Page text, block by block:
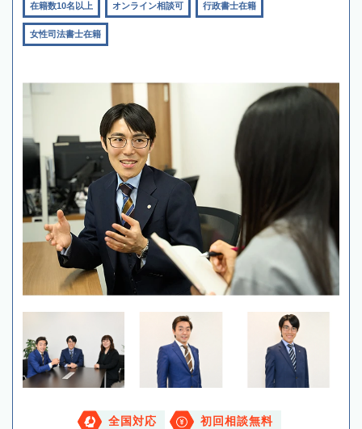
在籍数10名以上 オンライン相談可 行政書士在籍
女性司法書士在籍
全国対応 初回相談無料